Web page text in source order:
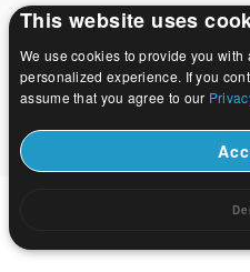
This website uses
We use cookies to provide you
personalized experience. If you
assume that you agree to our